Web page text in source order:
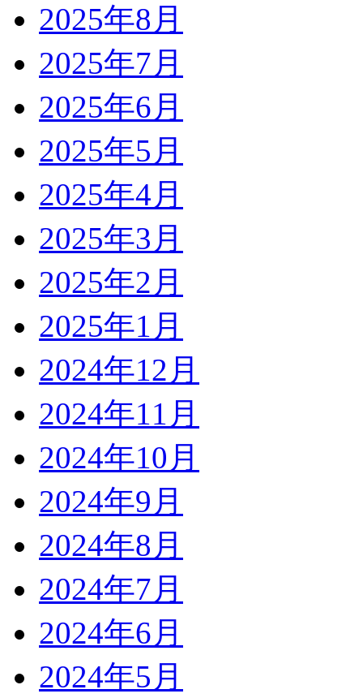
2025年8月
2025年7月
2025年6月
2025年5月
2025年4月
2025年3月
2025年2月
2025年1月
2024年12月
2024年11月
2024年10月
2024年9月
2024年8月
2024年7月
2024年6月
2024年5月